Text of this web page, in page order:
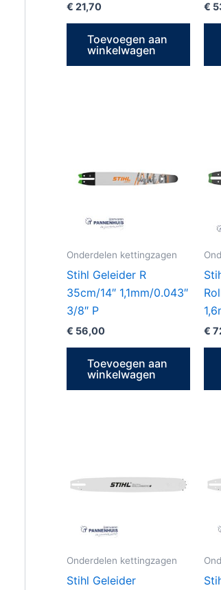
€ 21,70
Toevoegen aan
winkelwagen
€
Onderdelen kettingzagen
Stihl Geleider R
35cm/14″ 1,1mm/0.043″
3/8″ P
€ 56,00
Toevoegen aan
winkelwagen
€
Onderdelen kettingzagen
Stihl Geleider